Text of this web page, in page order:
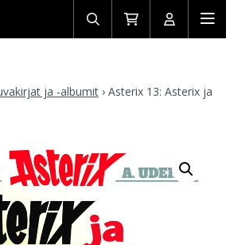
Avaa/sulje
haku
Siirry
ostoskoriin
Avaa/
ja -albumit › Asterix 13: Asterix ja